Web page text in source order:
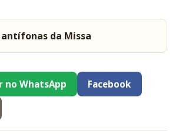
antífonas da Missa
no WhatsApp Facebook